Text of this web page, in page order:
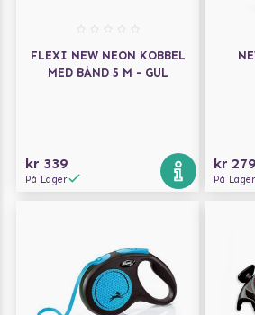
FLEXI NEW NEON KOBBEL
MED BÅND 5 M - GUL
kr 339
På Lager
kr 279
På Lager